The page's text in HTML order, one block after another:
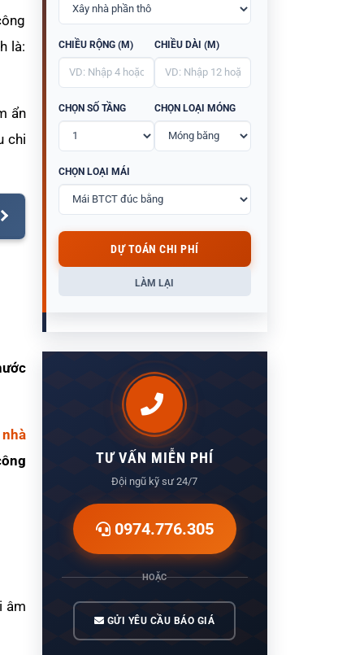
là:
ẩn
chi
âm
CHIỀU RỘNG (M) CHIỀU DÀI (M)
CHỌN SỐ TẦNG CHỌN LOẠI MÓNG
CHỌN LOẠI MÁI
DỰ TOÁN CHI PHÍ
LÀM LẠI
TƯ VẤN MIỄN PHÍ
Đội ngũ kỹ sư 24/7
0974.776.305
HOẶC
GỬI YÊU CẦU BÁO GIÁ